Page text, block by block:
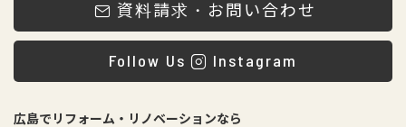
資料請求・お問い合わせ
Follow Us Instagram
広島でリフォーム・リノベーションなら